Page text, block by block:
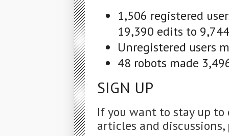
1,506 registered
19,390 edits to
Unregistered users
48 robots made
SIGN UP
If you want to stay up
articles and